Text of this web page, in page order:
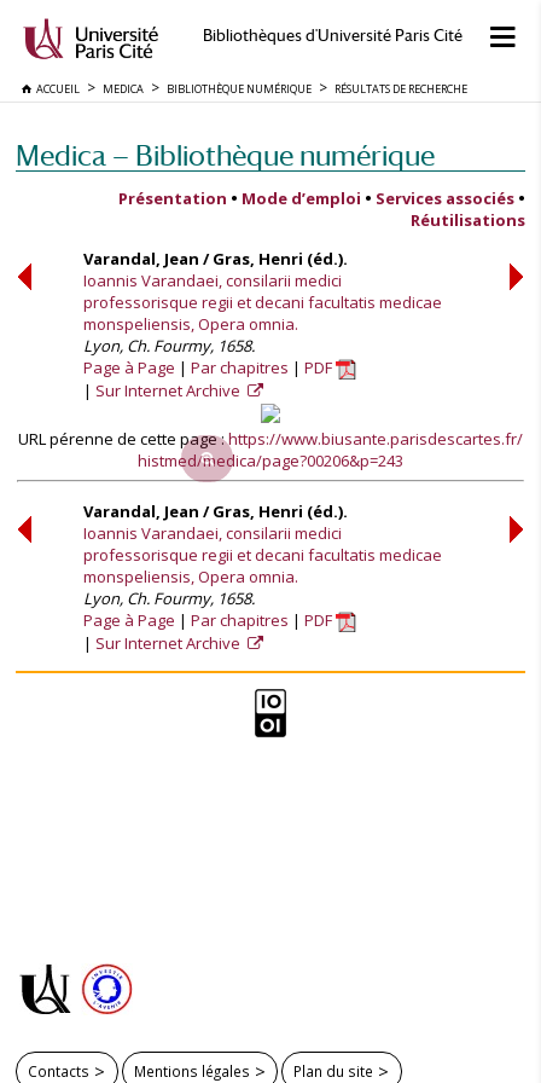
Bibliothèques d'Université Paris Cité
ACCUEIL MEDICA BIBLIOTHÈQUE NUMÉRIQUE RÉSULTATS DE RECHERCHE
Medica — Bibliothèque numérique
Présentation • Mode d’emploi • Services associés •
Réutilisations
Varandal, Jean / Gras, Henri (éd.).
Ioannis Varandaei, consilarii medici
professorisque regii et decani facultatis medicae
monspeliensis, Opera omnia.
Lyon, Ch. Fourmy, 1658.
Page à Page
Par chapitres
PDF
Sur Internet Archive
URL pérenne de cette page :https://www.biusante.parisdescartes.fr/
histmed/medica/page?00206&p=243
Varandal, Jean / Gras, Henri (éd.).
Ioannis Varandaei, consilarii medici
professorisque regii et decani facultatis medicae
monspeliensis, Opera omnia.
Lyon, Ch. Fourmy, 1658.
Page à Page
Par chapitres
PDF
Sur Internet Archive
Contacts Mentions légales Plan du site